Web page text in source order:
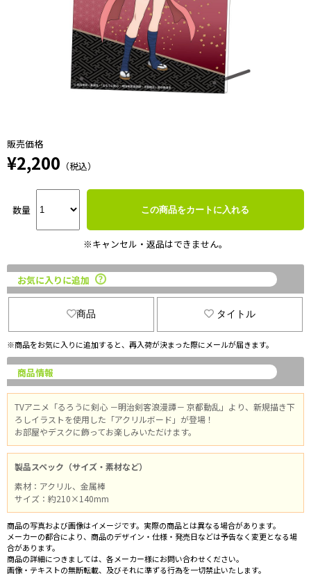
販売価格
¥2,200 （税込）
数量 この商品をカートに入れる
※キャンセル・返品はできません。
お気に入りに追加
商品 タイトル
※商品をお気に入りに追加すると、再入荷が決まった際にメールが届きます。
商品情報
TVアニメ「るろうに剣心 －明治剣客浪漫譚－ 京都動乱」より、新規描き下
ろしイラストを使用した「アクリルボード」が登場！
お部屋やデスクに飾ってお楽しみいただけます。
製品スペック（サイズ・素材など）
素材：アクリル、金属棒
サイズ：約210×140mm
商品の写真および画像はイメージです。実際の商品とは異なる場合があります。
メーカーの都合により、商品のデザイン・仕様・発売日などは予告なく変更となる場
合があります。
商品の詳細につきましては、各メーカー様にお問い合わせください。
画像・テキストの無断転載、及びそれに準ずる行為を一切禁止いたします。